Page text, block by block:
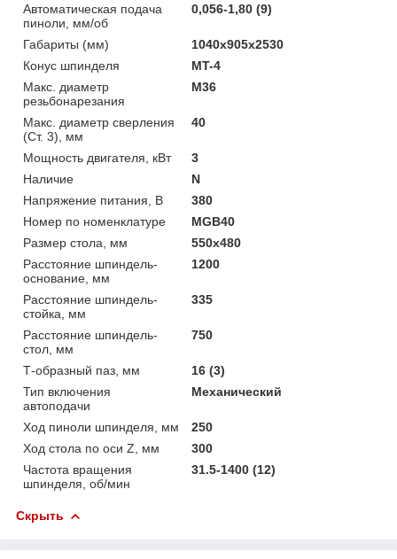
Автоматическая подача
пиноли, мм/об
0,056-1,80 (9)
Габариты (мм)
1040х905х2530
Конус шпинделя
MT-4
Макс. диаметр
резьбонарезания
M36
Макс. диаметр сверления
(Ст. 3), мм
40
Мощность двигателя, кВт
3
Наличие
N
Напряжение питания, В
380
Номер по номенклатуре
MGB40
Размер стола, мм
550х480
Расстояние шпиндель-
основание, мм
1200
Расстояние шпиндель-
стойка, мм
335
Расстояние шпиндель-
стол, мм
750
Т-образный паз, мм
16 (3)
Тип включения
автоподачи
Механический
Ход пиноли шпинделя, мм
250
Ход стола по оси Z, мм
300
Частота вращения
шпинделя, об/мин
31.5-1400 (12)
Скрыть